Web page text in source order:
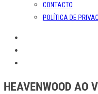
CONTACTO
POLÍTICA DE
HEAVENWOOD AO